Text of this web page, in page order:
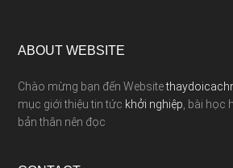
ABOUT WEBSITE
Chào mừng bạn đến Website
mục giới thiệu tin tức khởi nghiệp, bài học
bản thân nên đọc